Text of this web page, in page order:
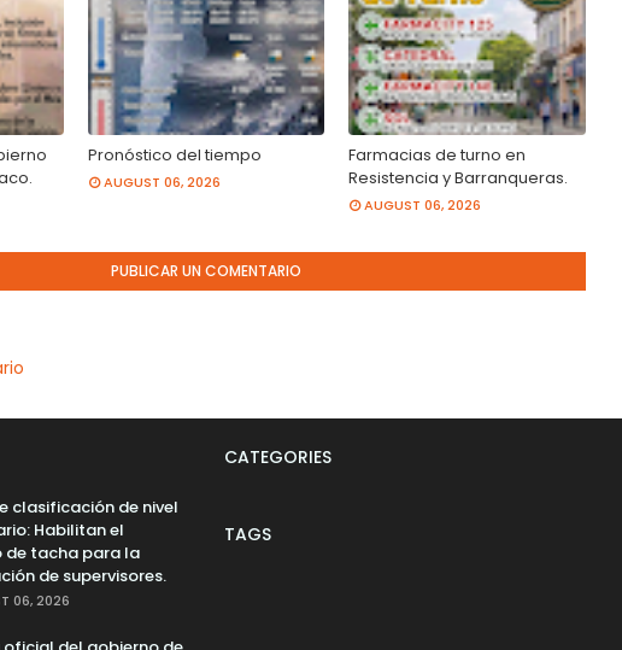
Pronóstico del tiempo
AUGUST 06, 2026
Farmacias de turno en
Resistencia y Barranqueras.
AUGUST 06, 2026
PUBLICAR UN COMENTARIO
clasificación de nivel
Habilitan el
de tacha para la
de supervisores.
06, 2026
CATEGORIES
TAGS